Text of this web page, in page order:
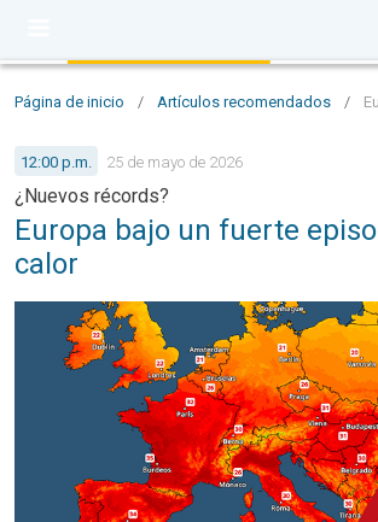
Página de inicio / Artículos recomendados /
12:00 p.m. 25 de mayo de 2026
¿Nuevos récords?
Europa bajo un fuerte
calor